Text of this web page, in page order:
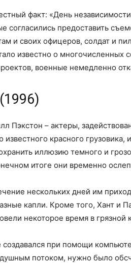
факт: «День
согласились предоставить
и своих офицеров, солдат и
известно о многочисленных
военные немедленно
Пэкстон – актеры,
известного красного
иллюзию темного и
итоге они временно
нескольких дней им
капли. Кроме того, Хант и
некоторое время в грязной
при помощи
потоком, нужно было